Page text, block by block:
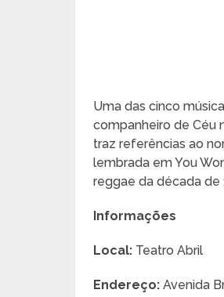
Uma das cinco
companheiro de Céu
traz referências ao
lembrada em You
reggae da década de
Informações
Local: Teatro Abril
Endereço: Avenida